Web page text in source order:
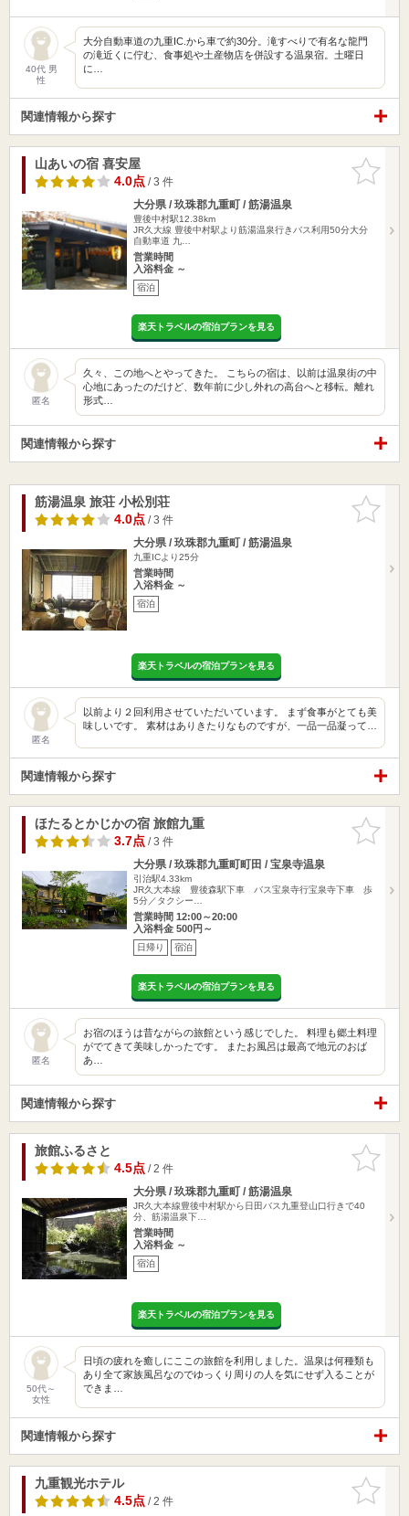
40代 男
性
大分自動車道の九重IC.から車で約30分。滝すべりで有名な龍門
の滝近くに佇む、食事処や土産物店を併設する温泉宿。土曜日
に…
関連情報から探す
お気に入
りに追加
山あいの宿 喜安屋
4.0点/ 3 件
大分県 / 玖珠郡九重町 / 筋湯温泉
豊後中村駅12.38km
JR久大線 豊後中村駅より筋湯温泉行きバス利用50分大分
自動車道 九…
営業時間
入浴料金 ～
宿泊
楽天トラベルの宿泊プランを見る
匿名
久々、この地へとやってきた。 こちらの宿は、以前は温泉街の中
心地にあったのだけど、数年前に少し外れの高台へと移転。離れ
形式…
関連情報から探す
お気に入
りに追加
筋湯温泉 旅荘 小松別荘
4.0点/ 3 件
大分県 / 玖珠郡九重町 / 筋湯温泉
九重ICより25分
営業時間
入浴料金 ～
宿泊
楽天トラベルの宿泊プランを見る
匿名
以前より２回利用させていただいています。 まず食事がとても美
味しいです。 素材はありきたりなものですが、一品一品凝って…
関連情報から探す
お気に入
りに追加
ほたるとかじかの宿 旅館九重
3.7点/ 3 件
大分県 / 玖珠郡九重町町田 / 宝泉寺温泉
引治駅4.33km
JR久大本線 豊後森駅下車 バス宝泉寺行宝泉寺下車 歩
5分／タクシー…
営業時間 12:00～20:00
入浴料金 500円～
日帰り 宿泊
楽天トラベルの宿泊プランを見る
匿名
お宿のほうは昔ながらの旅館という感じでした。 料理も郷土料理
がでてきて美味しかったです。 またお風呂は最高で地元のおば
あ…
関連情報から探す
お気に入
りに追加
旅館ふるさと
4.5点/ 2 件
大分県 / 玖珠郡九重町 / 筋湯温泉
JR久大本線豊後中村駅から日田バス九重登山口行きで40
分、筋湯温泉下…
営業時間
入浴料金 ～
宿泊
楽天トラベルの宿泊プランを見る
50代～
女性
日頃の疲れを癒しにここの旅館を利用しました。温泉は何種類も
あり全て家族風呂なのでゆっくり周りの人を気にせず入ることが
できま…
関連情報から探す
お気に入
りに追加
九重観光ホテル
4.5点/ 2 件